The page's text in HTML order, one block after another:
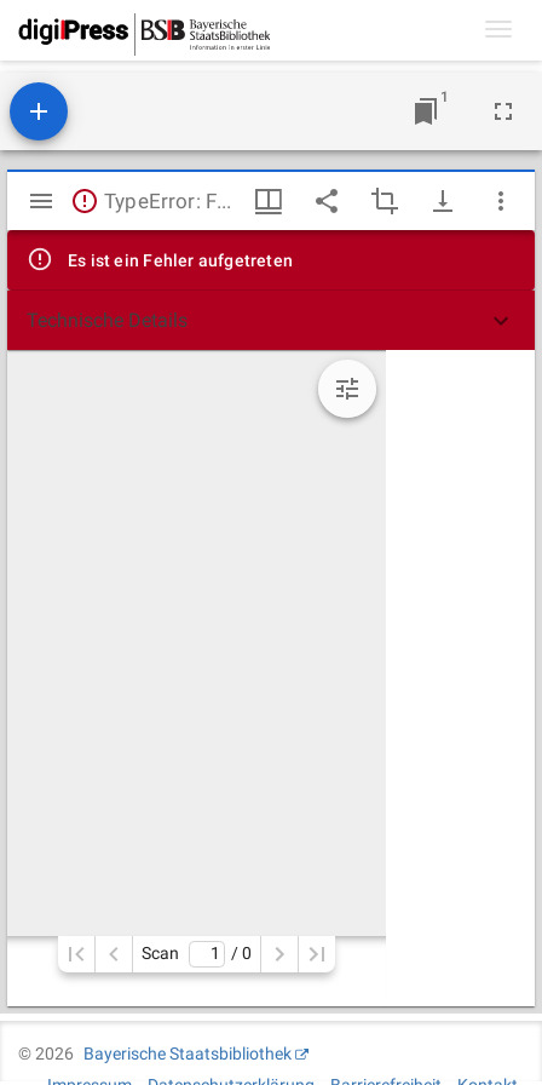
1
Mirador
Viewer
TypeError: Failed to fetch
Es ist ein Fehler aufgetreten
Technische Details
Scan / 0
©2026
Bayerische Staatsbibliothek